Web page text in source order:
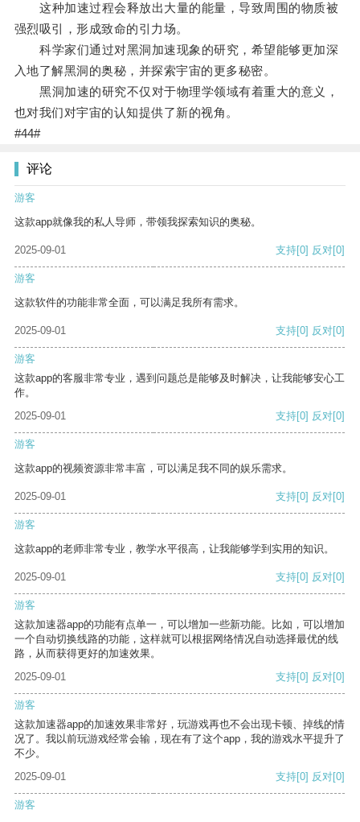
这种加速过程会释放出大量的能量，导致周围的物质被
强烈吸引，形成致命的引力场。
科学家们通过对黑洞加速现象的研究，希望能够更加深
入地了解黑洞的奥秘，并探索宇宙的更多秘密。
黑洞加速的研究不仅对于物理学领域有着重大的意义，
也对我们对宇宙的认知提供了新的视角。
#44#
评论
游客
这款app就像我的私人导师，带领我探索知识的奥秘。
2025-09-01 支持[0] 反对[0]
游客
这款软件的功能非常全面，可以满足我所有需求。
2025-09-01 支持[0] 反对[0]
游客
这款app的客服非常专业，遇到问题总是能够及时解决，让我能够安心工
作。
2025-09-01
支持[0] 反对[0]
游客
这款app的视频资源非常丰富，可以满足我不同的娱乐需求。
2025-09-01 支持[0] 反对[0]
游客
这款app的老师非常专业，教学水平很高，让我能够学到实用的知识。
2025-09-01 支持[0] 反对[0]
游客
这款加速器app的功能有点单一，可以增加一些新功能。比如，可以增加
一个自动切换线路的功能，这样就可以根据网络情况自动选择最优的线
路，从而获得更好的加速效果。
2025-09-01
支持[0] 反对[0]
游客
这款加速器app的加速效果非常好，玩游戏再也不会出现卡顿、掉线的情
况了。我以前玩游戏经常会输，现在有了这个app，我的游戏水平提升了
不少。
2025-09-01
支持[0] 反对[0]
游客